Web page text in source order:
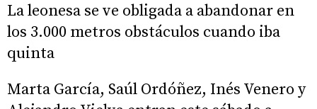
La leonesa se ve obligada a abandonar en
los 3.000 metros obstáculos cuando iba
quinta
Marta García, Saúl Ordóñez, Inés Venero y